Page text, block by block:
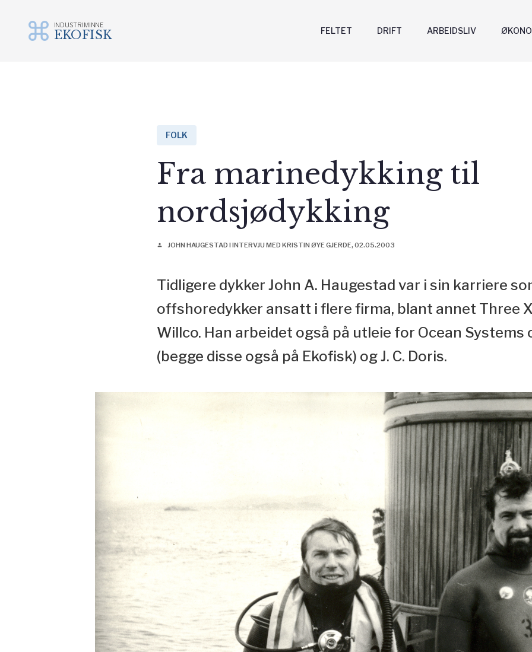
INDUSTRIMINNE
EKOFISK ARBEIDSLIV
DRIFT
FELTET
FOLK
Fra marinedykking til
nordsjødykking
person JOHN HAUGESTAD I INTERVJU MED KRISTIN ØYE GJERDE, 02.05.2003
Tidligere dykker John A. Haugestad var i sin karriere
offshoredykker ansatt i flere firma, blant annet Three
Willco. Han arbeidet også på utleie for Ocean Systems
(begge disse også på Ekofisk) og J. C. Doris.